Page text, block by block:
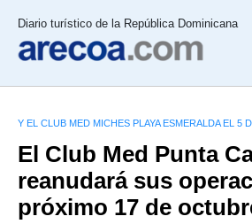
Diario turístico de la República Dominicana
Y EL CLUB MED MICHES PLAYA ESMERALDA EL 5
El Club Med Punta
reanudará sus
próximo 17 de